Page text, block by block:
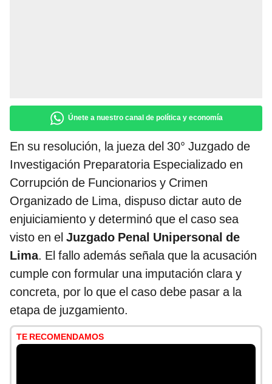
Únete a nuestro canal de política y economía
En su resolución, la jueza del 30° Juzgado de
Investigación Preparatoria Especializado en
Corrupción de Funcionarios y Crimen
Organizado de Lima, dispuso dictar auto de
enjuiciamiento y determinó que el caso sea
visto en el Juzgado Penal Unipersonal de
Lima. El fallo además señala que la acusación
cumple con formular una imputación clara y
concreta, por lo que el caso debe pasar a la
etapa de juzgamiento.
TE RECOMENDAMOS